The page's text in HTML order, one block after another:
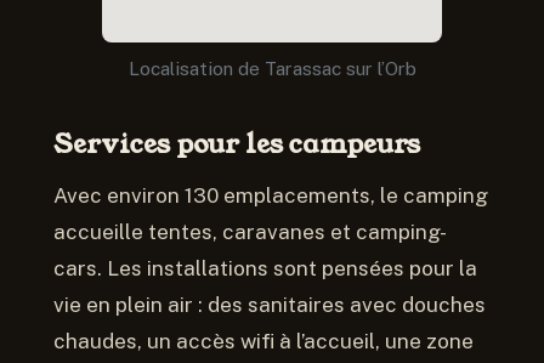
Localisation de Tarassac sur l’Orb
Services pour les campeurs
Avec environ 130 emplacements, le camping
accueille tentes, caravanes et camping-
cars. Les installations sont pensées pour la
vie en plein air : des sanitaires avec douches
chaudes, un accès wifi à l’accueil, une zone